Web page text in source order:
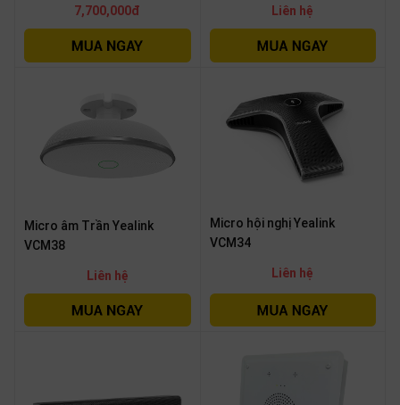
7,700,000đ Liên hệ
Micro âm Trần Yealink
VCM38
Liên hệ
Micro hội nghị Yealink
VCM34
Liên hệ